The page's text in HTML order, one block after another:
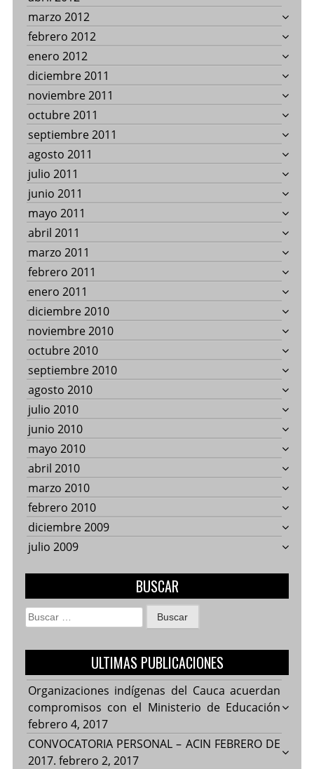
marzo 2012
febrero 2012
enero 2012
diciembre 2011
noviembre 2011
octubre 2011
septiembre 2011
agosto 2011
julio 2011
junio 2011
mayo 2011
abril 2011
marzo 2011
febrero 2011
enero 2011
diciembre 2010
noviembre 2010
octubre 2010
septiembre 2010
agosto 2010
julio 2010
junio 2010
mayo 2010
abril 2010
marzo 2010
febrero 2010
diciembre 2009
julio 2009
BUSCAR
Buscar:
ULTIMAS PUBLICACIONES
Organizaciones indígenas del Cauca acuerdan
compromisos con el Ministerio de Educación
febrero 4, 2017
CONVOCATORIA PERSONAL – ACIN FEBRERO DE
2017. febrero 2, 2017